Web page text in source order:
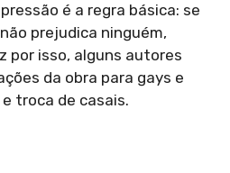
é a regra básica: se
prejudica ninguém,
por isso, alguns autores
da obra para gays e
troca de casais.